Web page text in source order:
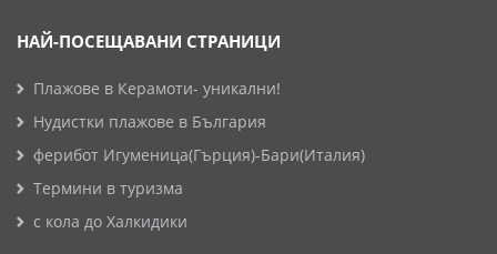
НАЙ-ПОСЕЩАВАНИ СТРАНИЦИ
Плажове в Керамоти- уникални!
Нудистки плажове в България
ферибот Игуменица(Гърция)-Бари(Италия)
Термини в туризма
с кола до Халкидики